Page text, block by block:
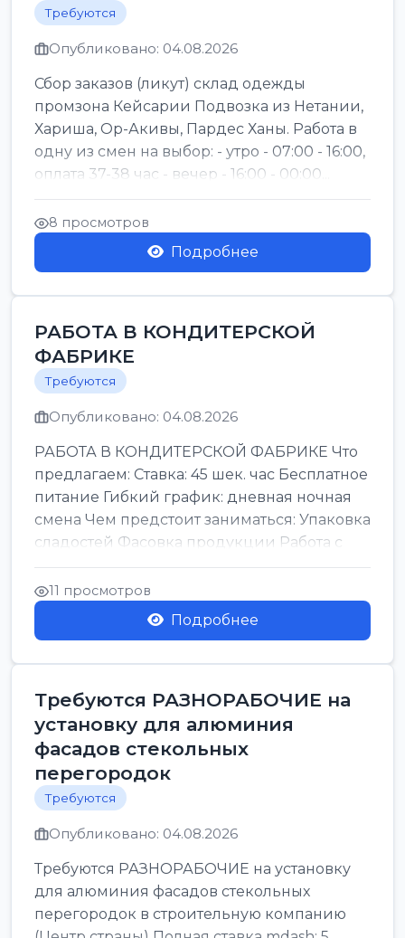
Требуются
Опубликовано: 04.08.2026
Сбор заказов (ликут) склад одежды
промзона Кейсарии Подвозка из Нетании,
Хариша, Ор-Акивы, Пардес Ханы. Работа в
одну из смен на выбор: - утро - 07:00 - 16:00,
оплата 37-38 час - вечер - 16:00 - 00:00...
8 просмотров
Подробнее
РАБОТА В КОНДИТЕРСКОЙ
ФАБРИКЕ
Требуются
Опубликовано: 04.08.2026
РАБОТА В КОНДИТЕРСКОЙ ФАБРИКЕ Что
предлагаем: Ставка: 45 шек. час Бесплатное
питание Гибкий график: дневная ночная
смена Чем предстоит заниматься: Упаковка
сладостей Фасовка продукции Работа с
кремами...
11 просмотров
Подробнее
Требуются РАЗНОРАБОЧИЕ на
установку для алюминия
фасадов стекольных
перегородок
Требуются
Опубликовано: 04.08.2026
Требуются РАЗНОРАБОЧИЕ на установку
для алюминия фасадов стекольных
перегородок в строительную компанию